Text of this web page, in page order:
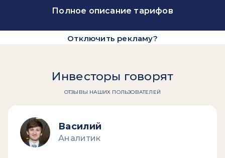
Полное описание тарифов
Отключить рекламу?
Инвесторы говорят
ОТЗЫВЫ НАШИХ ПОЛЬЗОВАТЕЛЕЙ
Василий
Аналитик